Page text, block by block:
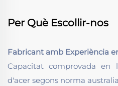
Per Què Escollir-nos
Fabricant amb Experiència
Capacitat comprovada en
d'acer segons norma